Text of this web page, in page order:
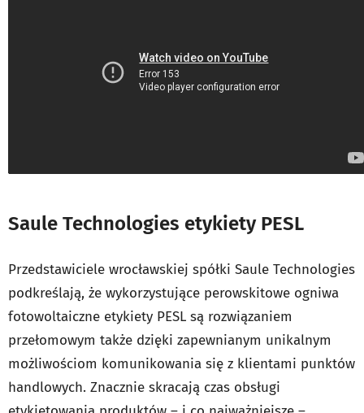
Saule Technologies etykiety PESL
Przedstawiciele wrocławskiej spółki Saule Technologies
podkreślają, że wykorzystujące perowskitowe ogniwa
fotowoltaiczne etykiety PESL są rozwiązaniem
przełomowym także dzięki zapewnianym unikalnym
możliwościom komunikowania się z klientami punktów
handlowych. Znacznie skracają czas obsługi